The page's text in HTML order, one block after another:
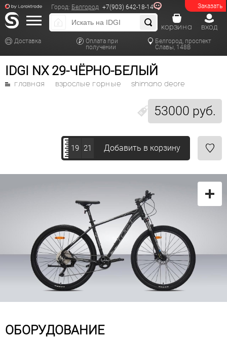
Заказать
Город: Белгород +7(903) 642-18-14
Доставка
Оплата при
получении
Белгород, проспект
Славы, 148В
вход
корзина
IDGI NX 29-ЧЁРНО-БЕЛЫЙ
53000 руб.
главная взрослые горные shimano deore
19 21 Добавить в корзину
ОБОРУДОВАНИЕ